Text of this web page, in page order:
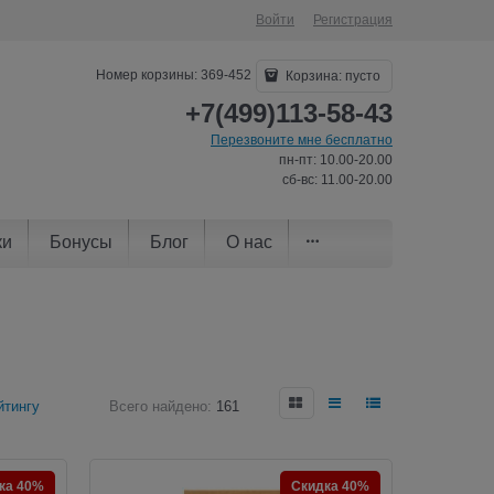
Войти Регистрация
Номер корзины: 369-452 Корзина: пусто
+7(499)113-58-43
Перезвоните мне бесплатно
пн-пт: 10.00-20.00
сб-вс: 11.00-20.00
Бонусы Блог О нас
Всего найдено: 161
40% Скидка 40%